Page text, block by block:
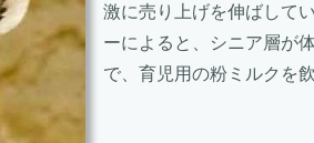
激に売り上げを伸ばして
ーによると、シニア層が
で、育児用の粉ミルクを